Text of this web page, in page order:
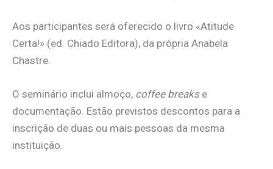
Aos participantes será oferecido o livro «Atitude
Certa!» (ed. Chiado Editora), da própria Anabela
Chastre.
O seminário inclui almoço, coffee breakse
documentação. Estão previstos descontos para a
inscrição de duas ou mais pessoas da mesma
instituição.